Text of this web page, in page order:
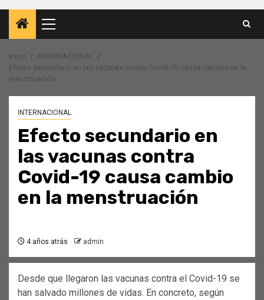
Menú
principal
Inicio
INTERNACIONAL
Efecto secundario en las vacunas contra Covid-19 causa cambio en la
menstruación
INTERNACIONAL
Efecto secundario en
las vacunas contra
Covid-19 causa cambio
en la menstruación
4 años atrás admin
Desde que llegaron las vacunas contra el Covid-19 se
han salvado millones de vidas. En concreto, según